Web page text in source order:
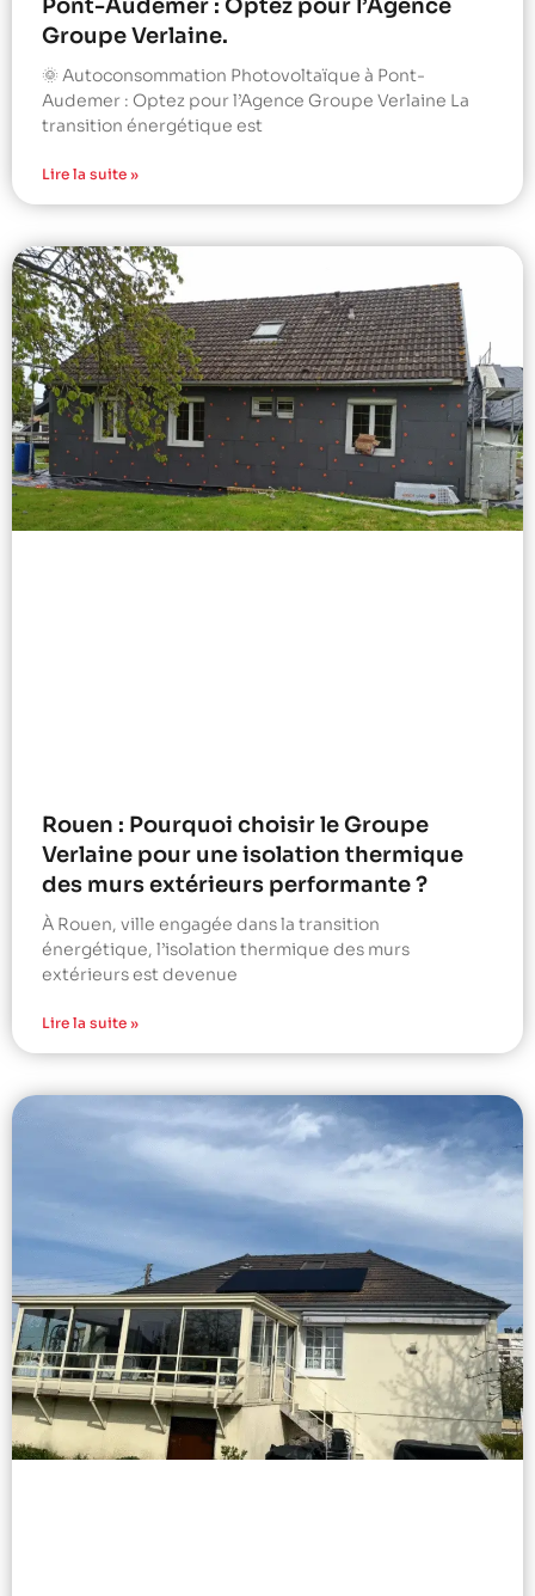
Pont-Audemer : Optez pour l’Agence
Groupe Verlaine.
🌞 Autoconsommation Photovoltaïque à Pont-
Audemer : Optez pour l’Agence Groupe Verlaine La
transition énergétique est
Lire la suite »
Rouen : Pourquoi choisir le Groupe
Verlaine pour une isolation thermique
des murs extérieurs performante ?
À Rouen, ville engagée dans la transition
énergétique, l’isolation thermique des murs
extérieurs est devenue
Lire la suite »